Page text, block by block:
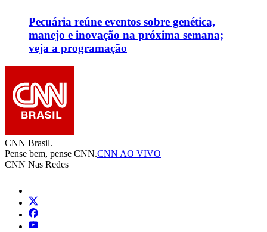
Pecuária reúne eventos sobre genética,
manejo e inovação na próxima semana;
veja a programação
CNN Brasil.
Pense bem, pense CNN.CNN AO VIVO
CNN Nas Redes